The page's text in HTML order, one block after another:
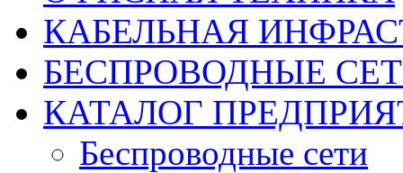
КАБЕЛЬНАЯ
БЕСПРОВОДНЫЕ
КАТАЛОГ
Беспроводные сети